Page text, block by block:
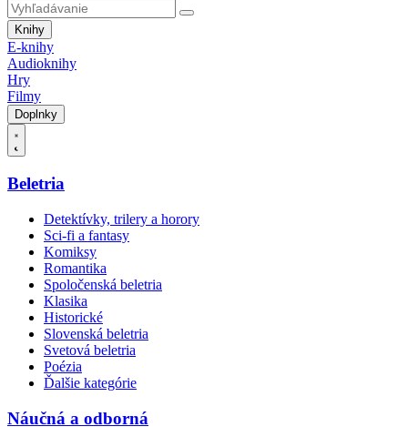
Knihy
E-knihy
Audioknihy
Hry
Filmy
Doplnky
Beletria
Detektívky, trilery a horory
Sci-fi a fantasy
Komiksy
Romantika
Spoločenská beletria
Klasika
Historické
Slovenská beletria
Svetová beletria
Poézia
Ďalšie kategórie
Náučná a odborná